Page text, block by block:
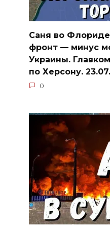
Саня во
фронт — минус
Украины.
по Херсону.
0